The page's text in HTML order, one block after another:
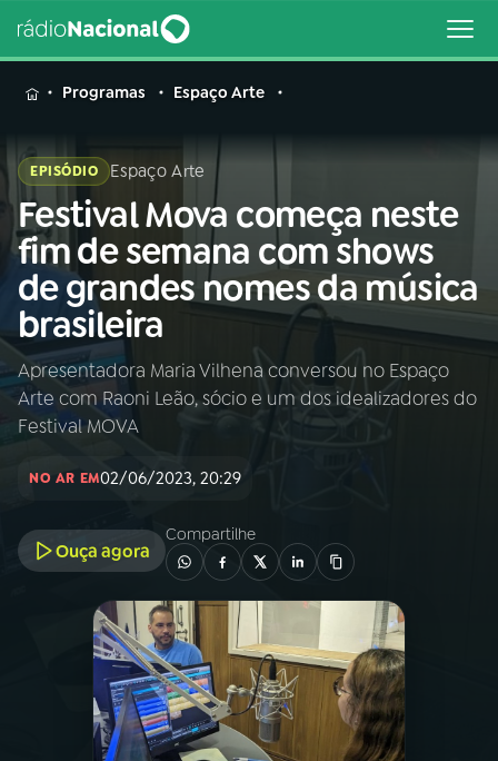
MENU
Buscar
na
Rádio
Nacional
Buscar
01 INÍCIO
02A RÁDIO
03PROGRAMAÇÃO
PROGRAMAS
PODCASTS
Programas Espaço Arte
EPISÓDIO Espaço Arte
Festival Mova começa neste
fim de semana com shows
de grandes nomes da música
brasileira
Apresentadora Maria Vilhena conversou no Espaço
Arte com Raoni Leão, sócio e um dos idealizadores do
Festival MOVA
NO AR EM02/06/2023, 20:29
Ouça agora
Compartilhe